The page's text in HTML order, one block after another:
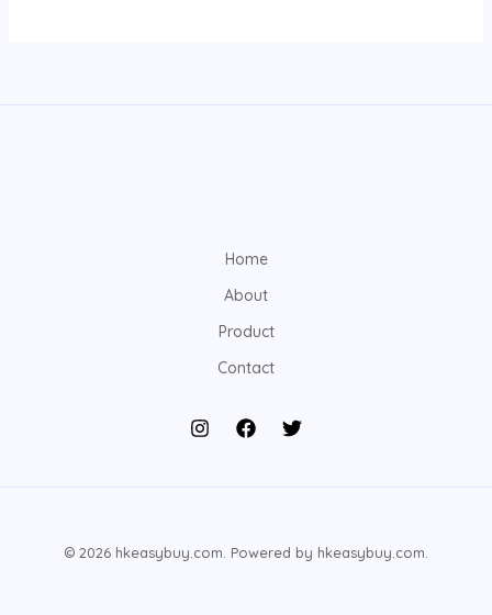
Home
About
Product
Contact
© 2026 hkeasybuy.com. Powered by hkeasybuy.com.